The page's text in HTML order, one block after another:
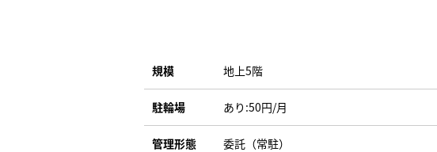
規模 地上5階
駐輪場 あり:50円/月
管理形態 委託（常駐）